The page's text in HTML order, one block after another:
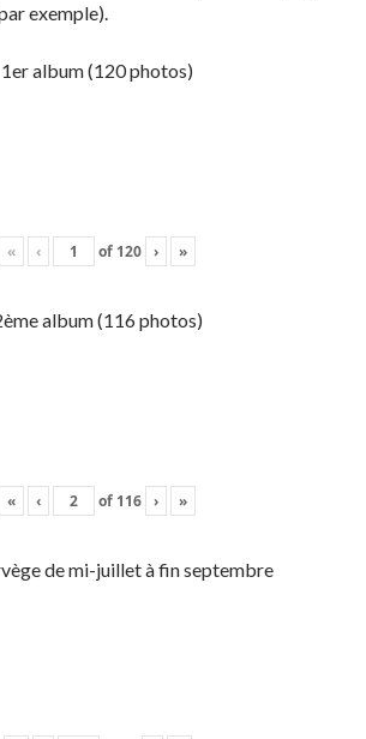
exemple).
1er album (120 photos)
« ‹ of 120 › »
album (116 photos)
« ‹ of 116 › »
de mi-juillet à fin septembre